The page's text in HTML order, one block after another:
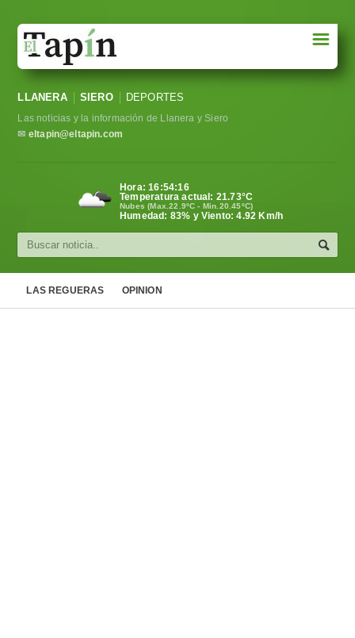
Sociedad
Política
Cultura
☰
LLANERA SIERO DEPORTES
Las noticias y la información de Llanera y Siero
✉ eltapin@eltapin.com
Hora:16:54:17
Temperatura actual: 21.73°C
Nubes (Max.22.9ºC - Min.20.45ºC)
Humedad: 83% y Viento: 4.92 Km/h
LAS REGUERAS OPINION